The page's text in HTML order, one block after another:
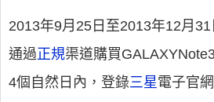
2013年9月25日至2013年12月
通過正規渠道購買
4個自然日內，登錄三星電子官